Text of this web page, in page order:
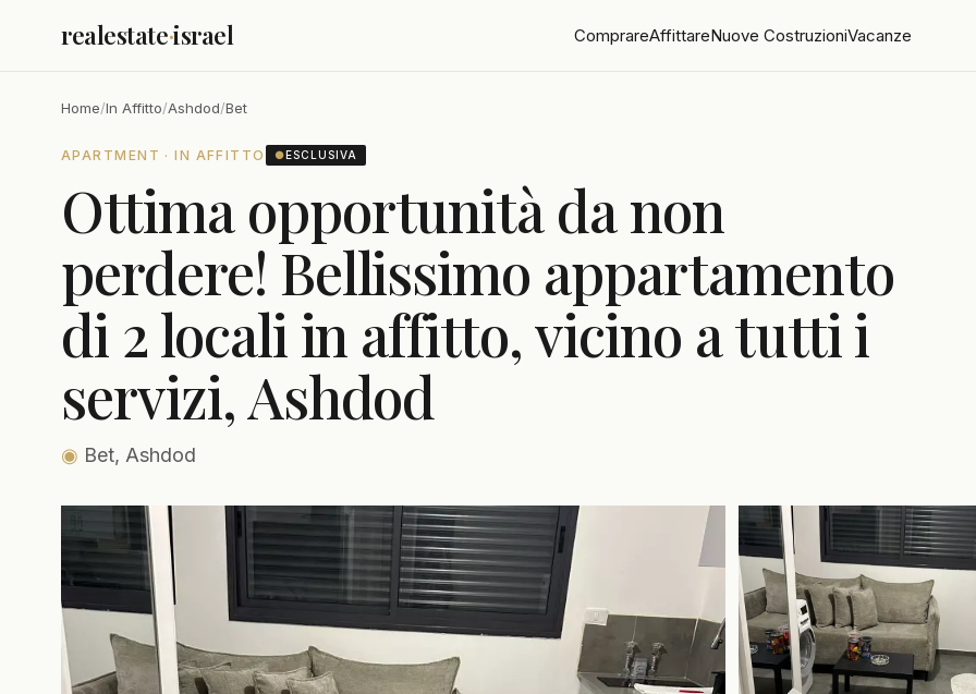
realestate·israel ComprareAffittareNuove CostruzioniVacanze
Home/In Affitto/Ashdod/Bet
APARTMENT · IN AFFITTO ●ESCLUSIVA
Ottima opportunità da non
perdere! Bellissimo appartamento
di 2 locali in affitto, vicino a tutti i
servizi, Ashdod
◉ Bet, Ashdod